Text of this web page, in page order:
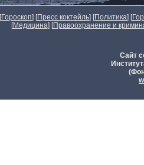
[Гороскоп] [Пресс коктейль] [Политика] [
[Медицина] [Правоохранение и
Сайт